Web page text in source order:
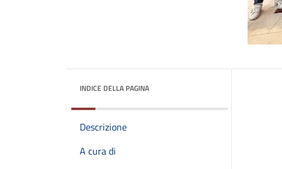
INDICE DELLA PAGINA
Descrizione
A cura di